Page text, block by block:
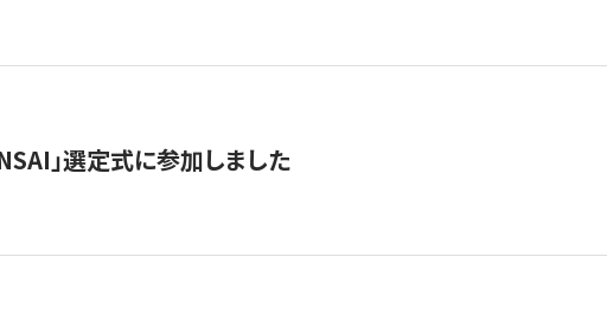
」選定式に参加しました